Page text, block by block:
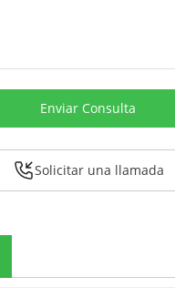
Enviar Consulta
Solicitar una llamada